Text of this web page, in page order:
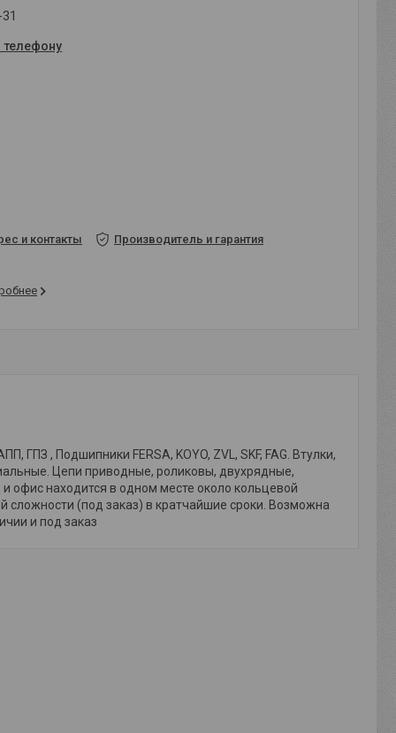
телефону
и контакты Производитель и гарантия
, Подшипники FERSA, KOYO, ZVL, SKF, FAG. Втулки,
Цепи приводные, роликовы, двухрядные,
находится в одном месте около кольцевой
(под заказ) в кратчайшие сроки. Возможна
и под заказ